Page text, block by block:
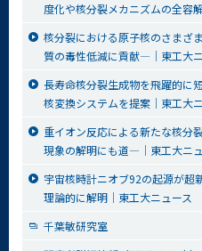
度化や核分裂メカニズムの全
核分裂における原子核のさまざ
質の毒性低減に貢献―│東工大
長寿命核分裂生成物を飛躍的に
核変換システムを提案│東工大
重イオン反応による新たな核分
現象の解明にも道―│東工大ニ
宇宙核時計ニオブ92の起源が超
理論的に解明│東工大ニュース
千葉敏研究室